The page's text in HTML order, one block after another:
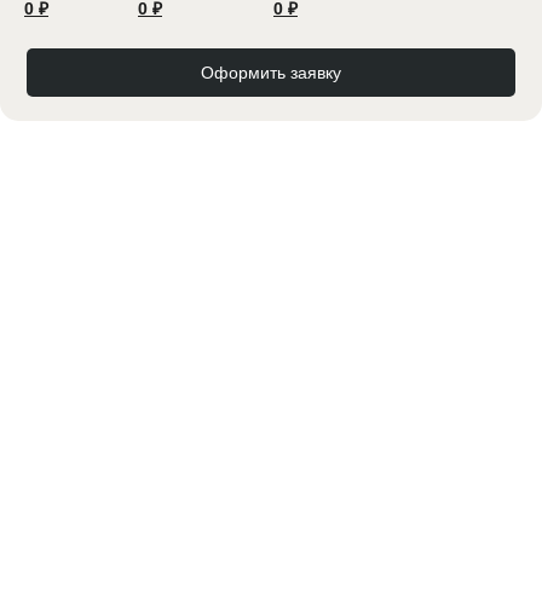
0 ₽
0 ₽
0 ₽
Оформить заявку